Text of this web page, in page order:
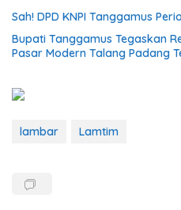
Sah! DPD KNPI Tanggamus
Bupati Tanggamus Tegaskan
Pasar Modern Talang Padang
lambar Lamtim